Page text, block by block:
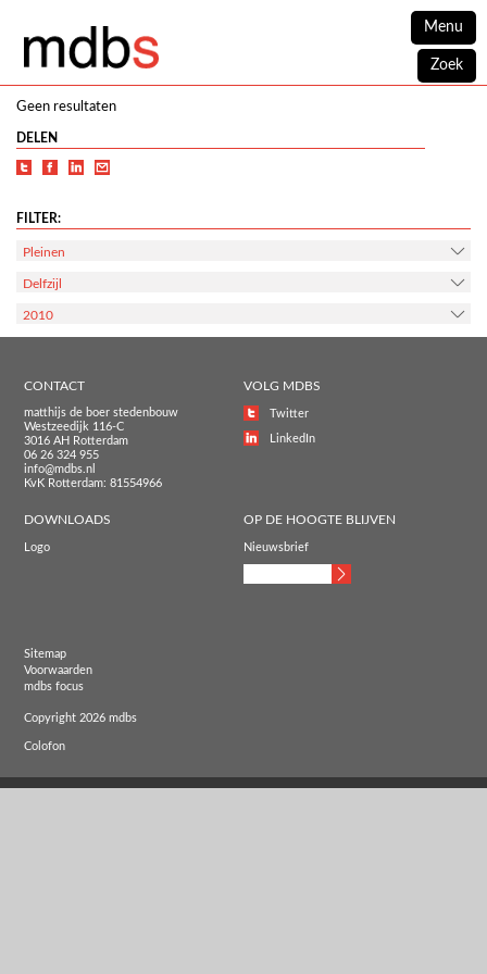
Menu
Zoek
Geen resultaten
DELEN
FILTER:
Pleinen
Delfzijl
2010
CONTACT
matthijs de boer stedenbouw
Westzeedijk 116-C
3016 AH Rotterdam
06 26 324 955
info@mdbs.nl
KvK Rotterdam: 81554966
VOLG MDBS
Twitter
LinkedIn
DOWNLOADS
Logo
OP DE HOOGTE BLIJVEN
Nieuwsbrief
Sitemap
Voorwaarden
mdbs focus
Copyright 2026 mdbs
Colofon